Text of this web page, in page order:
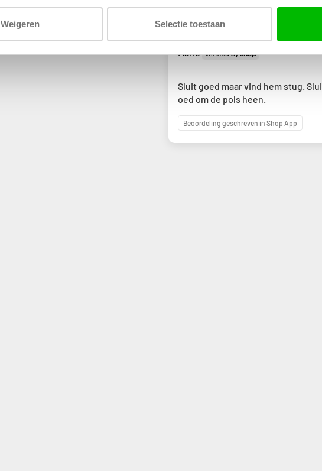
Weigeren Selectie toestaan
Probeer het later opnieuw
Mario
Sluit goed maar vind hem stug.
oed om de pols heen.
Beoordeling geschreven in Shop App